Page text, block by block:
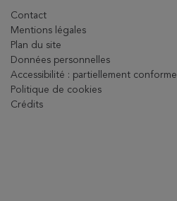
Contact
Mentions légales
Plan du site
Données personnelles
Accessibilité : partiellement conforme
Politique de cookies
Crédits